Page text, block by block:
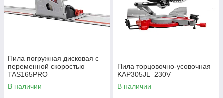
Пила погружная дисковая с
переменной скоростью
TAS165PRO
В наличии
Пила торцовочно-усовочная
KAP305JL_230V
В наличии